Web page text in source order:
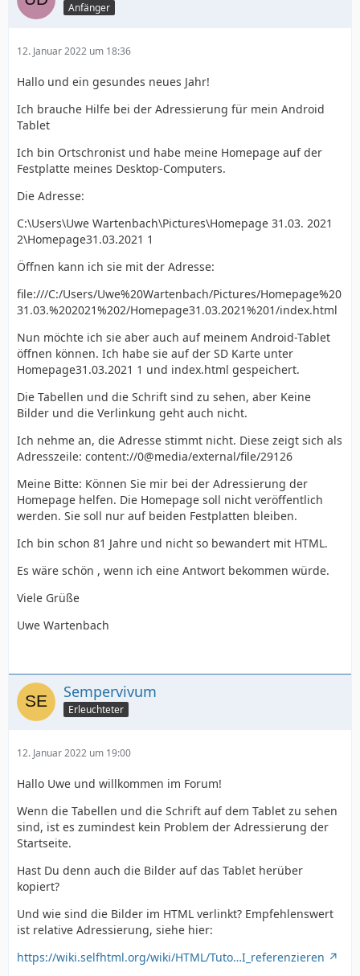
Anfänger
12. Januar 2022 um 18:36
Hallo und ein gesundes neues Jahr!
Ich brauche Hilfe bei der Adressierung für mein Android
Tablet
Ich bin Ortschronist und habe meine Homepage auf der
Festplatte meines Desktop-Computers.
Die Adresse:
C:\Users\Uwe Wartenbach\Pictures\Homepage 31.03. 2021
2\Homepage31.03.2021 1
Öffnen kann ich sie mit der Adresse:
file:///C:/Users/Uwe%20Wartenbach/Pictures/Homepage%20
31.03.%202021%202/Homepage31.03.2021%201/index.html
Nun möchte ich sie aber auch auf meinem Android-Tablet
öffnen können. Ich habe sie auf der SD Karte unter
Homepage31.03.2021 1 und index.html gespeichert.
Die Tabellen und die Schrift sind zu sehen, aber Keine
Bilder und die Verlinkung geht auch nicht.
Ich nehme an, die Adresse stimmt nicht. Diese zeigt sich als
Adresszeile: content://0@media/external/file/29126
Meine Bitte: Können Sie mir bei der Adressierung der
Homepage helfen. Die Homepage soll nicht veröffentlich
werden. Sie soll nur auf beiden Festplatten bleiben.
Ich bin schon 81 Jahre und nicht so bewandert mit HTML.
Es wäre schön , wenn ich eine Antwort bekommen würde.
Viele Grüße
Uwe Wartenbach
Sempervivum
Erleuchteter
12. Januar 2022 um 19:00
Hallo Uwe und willkommen im Forum!
Wenn die Tabellen und die Schrift auf dem Tablet zu sehen
sind, ist es zumindest kein Problem der Adressierung der
Startseite.
Hast Du denn auch die Bilder auf das Tablet herüber
kopiert?
Und wie sind die Bilder im HTML verlinkt? Empfehlenswert
ist relative Adressierung, siehe hier:
https://wiki.selfhtml.org/wiki/HTML/Tuto…I_referenzieren